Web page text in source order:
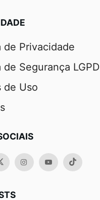
de Privacidade
de Segurança LGPD
de Uso